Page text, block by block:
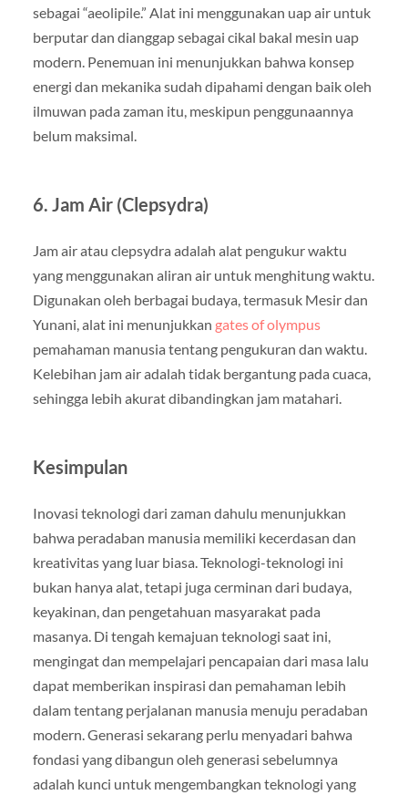
sebagai “aeolipile.” Alat ini menggunakan uap air untuk
berputar dan dianggap sebagai cikal bakal mesin uap
modern. Penemuan ini menunjukkan bahwa konsep
energi dan mekanika sudah dipahami dengan baik oleh
ilmuwan pada zaman itu, meskipun penggunaannya
belum maksimal.
6. Jam Air (Clepsydra)
Jam air atau clepsydra adalah alat pengukur waktu
yang menggunakan aliran air untuk menghitung waktu.
Digunakan oleh berbagai budaya, termasuk Mesir dan
Yunani, alat ini menunjukkan gates of olympus
pemahaman manusia tentang pengukuran dan waktu.
Kelebihan jam air adalah tidak bergantung pada cuaca,
sehingga lebih akurat dibandingkan jam matahari.
Kesimpulan
Inovasi teknologi dari zaman dahulu menunjukkan
bahwa peradaban manusia memiliki kecerdasan dan
kreativitas yang luar biasa. Teknologi-teknologi ini
bukan hanya alat, tetapi juga cerminan dari budaya,
keyakinan, dan pengetahuan masyarakat pada
masanya. Di tengah kemajuan teknologi saat ini,
mengingat dan mempelajari pencapaian dari masa lalu
dapat memberikan inspirasi dan pemahaman lebih
dalam tentang perjalanan manusia menuju peradaban
modern. Generasi sekarang perlu menyadari bahwa
fondasi yang dibangun oleh generasi sebelumnya
adalah kunci untuk mengembangkan teknologi yang